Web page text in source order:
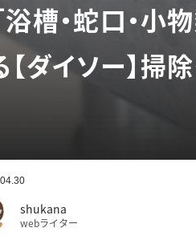
槽・蛇口・小
ダイソー】掃
shukana
webライター